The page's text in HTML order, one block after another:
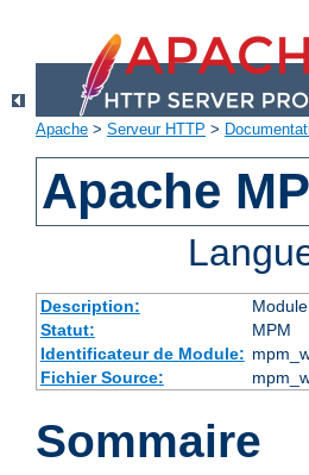
Apache > Serveur HTTP >
Apache
Description:
Statut:
MPM
Identificateur de Module:
Fichier Source:
Sommaire